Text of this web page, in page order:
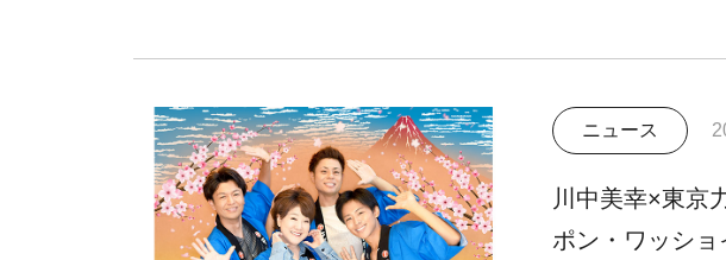
ニュース
川中美幸×東京
ポン・ワッショ